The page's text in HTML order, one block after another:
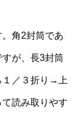
角2封筒であ
が、長3封筒
１／３折り→上
読み取りやす